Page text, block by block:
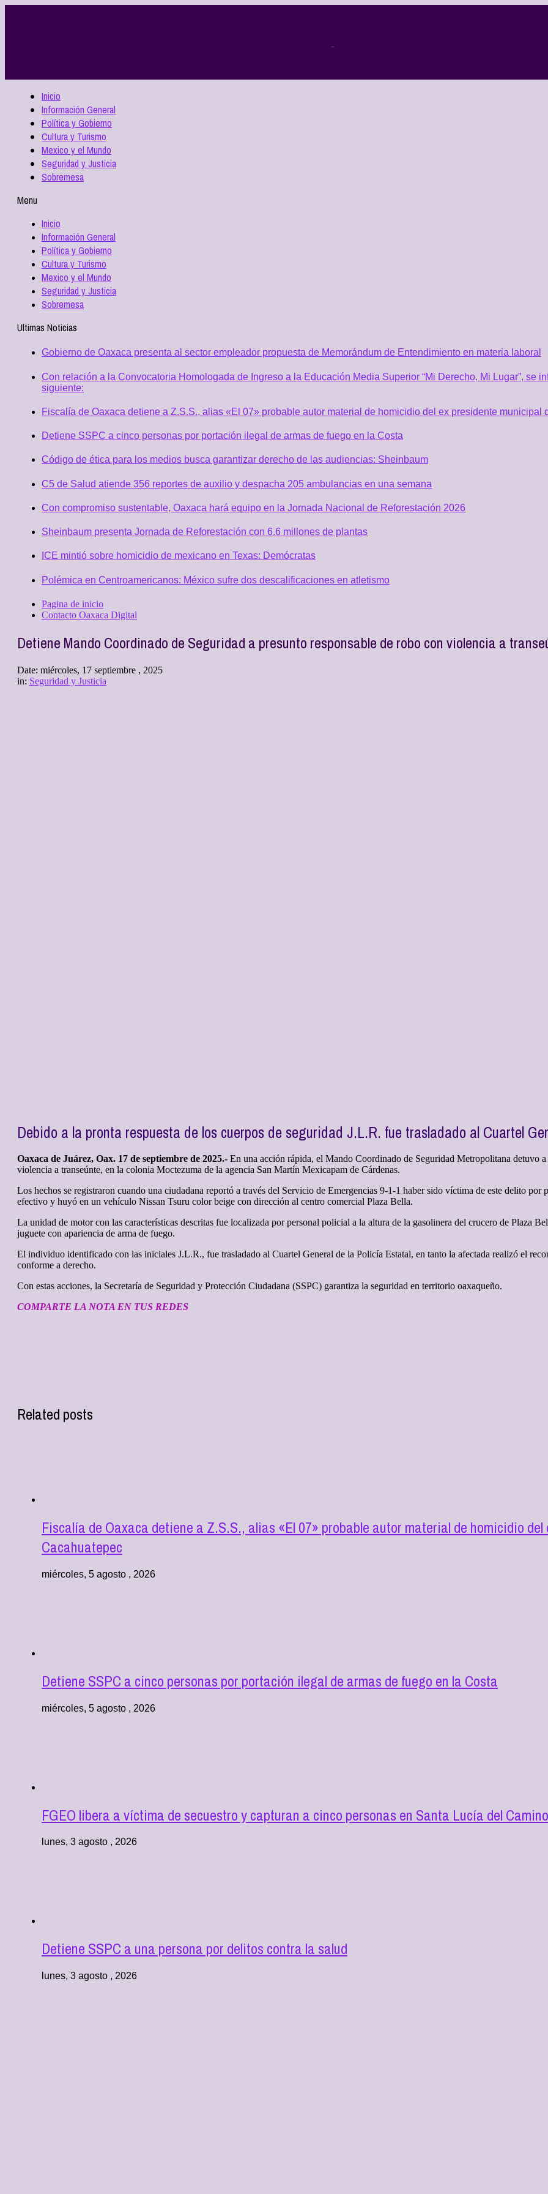
Inicio
Información General
Política y Gobierno
Cultura y Turismo
Mexico y el Mundo
Seguridad y Justicia
Sobremesa
Menu
Inicio
Información General
Política y Gobierno
Cultura y Turismo
Mexico y el Mundo
Seguridad y Justicia
Sobremesa
Ultimas Noticias
Gobierno de Oaxaca presenta al sector empleador propuesta de Memorándum de Entendimiento en materia laboral
Con relación a la Convocatoria Homologada de Ingreso a la Educación Media Superior “Mi Derecho, Mi Lugar”, se
siguiente:
Fiscalía de Oaxaca detiene a Z.S.S., alias «El 07» probable autor material de homicidio del ex presidente municipal
Detiene SSPC a cinco personas por portación ilegal de armas de fuego en la Costa
Código de ética para los medios busca garantizar derecho de las audiencias: Sheinbaum
C5 de Salud atiende 356 reportes de auxilio y despacha 205 ambulancias en una semana
Con compromiso sustentable, Oaxaca hará equipo en la Jornada Nacional de Reforestación 2026
Sheinbaum presenta Jornada de Reforestación con 6.6 millones de plantas
ICE mintió sobre homicidio de mexicano en Texas: Demócratas
Polémica en Centroamericanos: México sufre dos descalificaciones en atletismo
Pagina de inicio
Contacto Oaxaca Digital
Detiene Mando Coordinado de Seguridad a presunto responsable de robo con violencia a
Date: miércoles, 17 septiembre , 2025
in: Seguridad y Justicia
Debido a la pronta respuesta de los cuerpos de seguridad J.L.R. fue trasladado al Cuartel
Oaxaca de Juárez, Oax. 17 de septiembre de 2025.- En una acción rápida, el Mando Coordinado de Seguridad Metropolitana detuvo
violencia a transeúnte, en la colonia Moctezuma de la agencia San Martín Mexicapam de Cárdenas.
Los hechos se registraron cuando una ciudadana reportó a través del Servicio de Emergencias 9-1-1 haber sido víctima de este delito
efectivo y huyó en un vehículo Nissan Tsuru color beige con dirección al centro comercial Plaza Bella.
La unidad de motor con las características descritas fue localizada por personal policial a la altura de la gasolinera del crucero de Plaza
juguete con apariencia de arma de fuego.
El individuo identificado con las iniciales J.L.R., fue trasladado al Cuartel General de la Policía Estatal, en tanto la afectada realizó el
conforme a derecho.
Con estas acciones, la Secretaría de Seguridad y Protección Ciudadana (SSPC) garantiza la seguridad en territorio oaxaqueño.
COMPARTE LA NOTA EN TUS REDES
Related posts
Fiscalía de Oaxaca detiene a Z.S.S., alias «El 07» probable autor material de homicidio
Cacahuatepec
miércoles, 5 agosto , 2026
Detiene SSPC a cinco personas por portación ilegal de armas de fuego en la Costa
miércoles, 5 agosto , 2026
FGEO libera a víctima de secuestro y capturan a cinco personas en Santa Lucía del Camino
lunes, 3 agosto , 2026
Detiene SSPC a una persona por delitos contra la salud
lunes, 3 agosto , 2026